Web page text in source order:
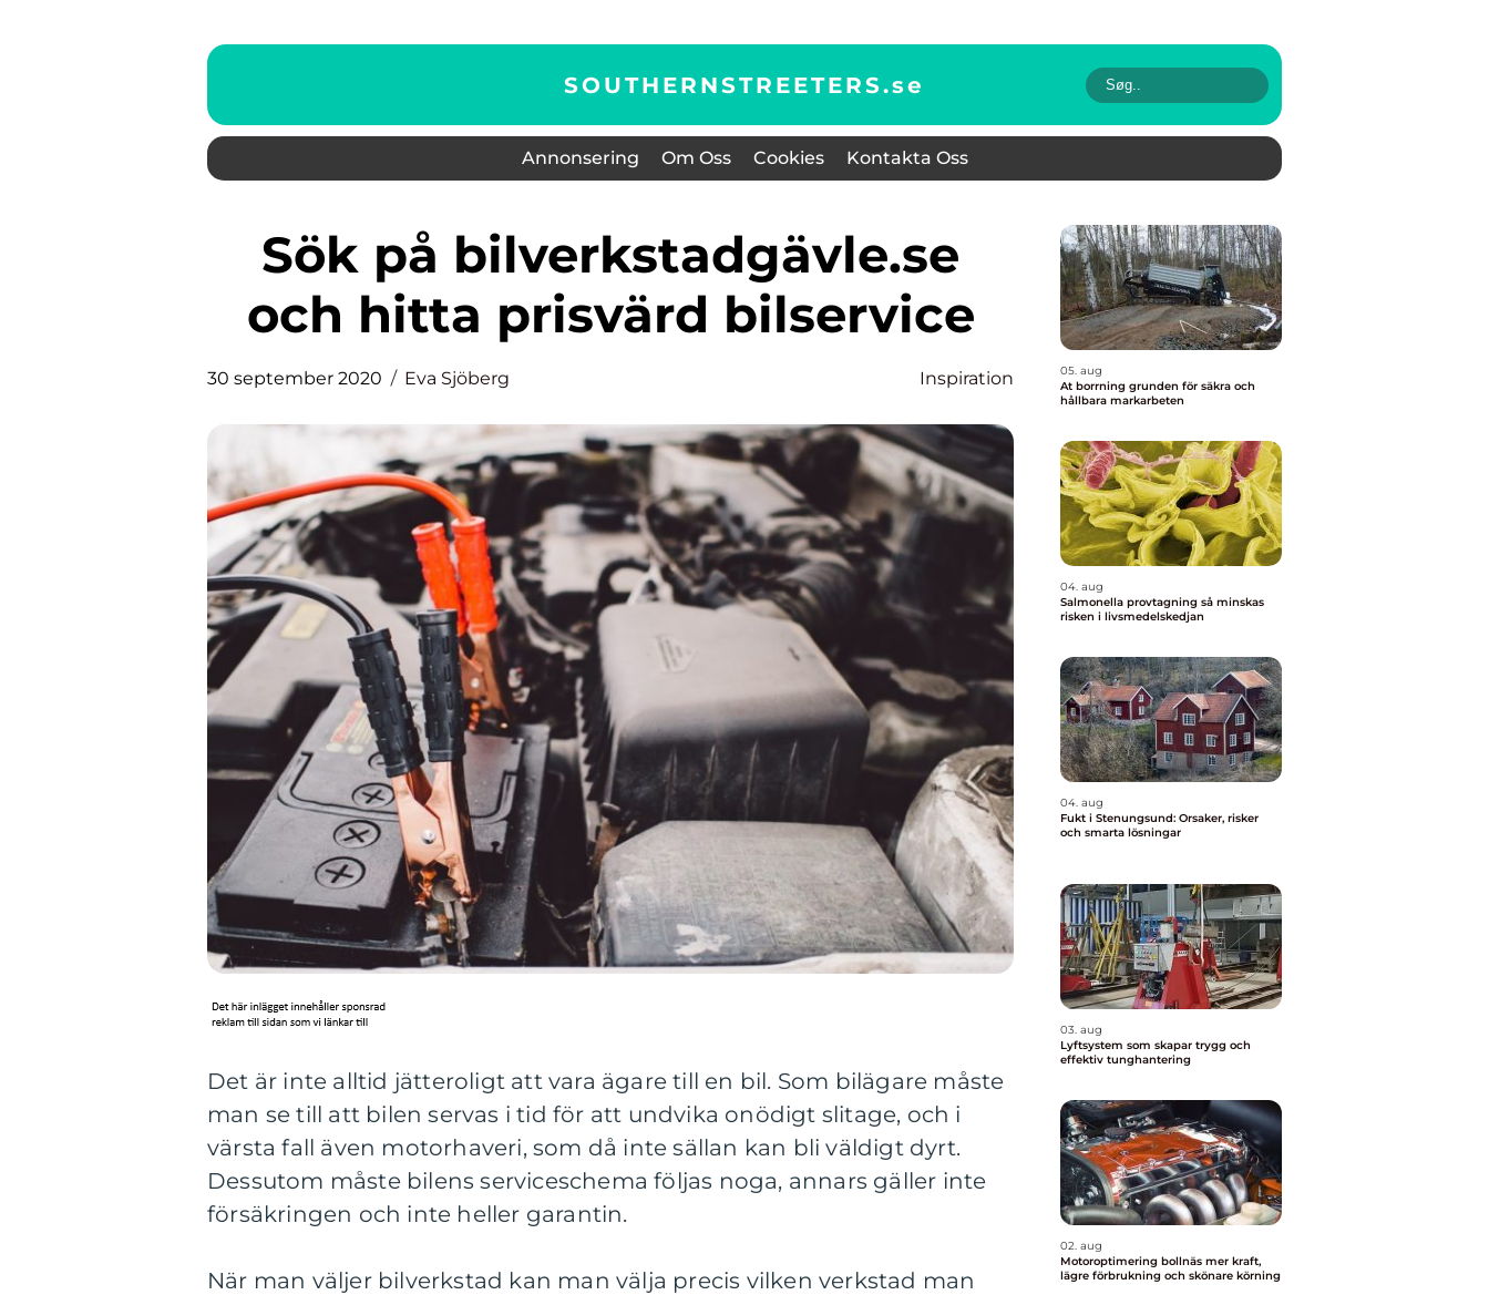
SOUTHERNSTREETERS.se
Annonsering Om Oss Cookies Kontakta Oss
Sök på bilverkstadgävle.se
och hitta prisvärd bilservice
30 september 2020 Eva Sjöberg Inspiration
Det är inte alltid jätteroligt att vara ägare till en bil. Som bilägare måste
man se till att bilen servas i tid för att undvika onödigt slitage, och i
värsta fall även motorhaveri, som då inte sällan kan bli väldigt dyrt.
Dessutom måste bilens serviceschema följas noga, annars gäller inte
försäkringen och inte heller garantin.
När man väljer bilverkstad kan man välja precis vilken verkstad man
05. aug
At borrning grunden för säkra och
hållbara markarbeten
04. aug
Salmonella provtagning så minskas
risken i livsmedelskedjan
04. aug
Fukt i Stenungsund: Orsaker, risker
och smarta lösningar
03. aug
Lyftsystem som skapar trygg och
effektiv tunghantering
02. aug
Motoroptimering bollnäs mer kraft,
lägre förbrukning och skönare körning